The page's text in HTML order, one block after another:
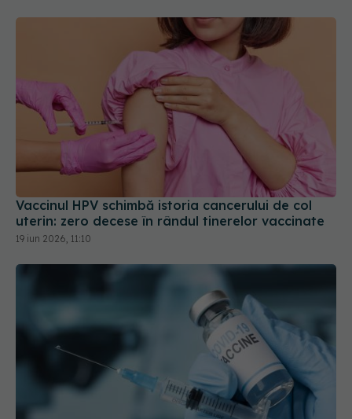
Vaccinul HPV schimbă istoria cancerului de col
uterin: zero decese în rândul tinerelor vaccinate
19 iun 2026, 11:10